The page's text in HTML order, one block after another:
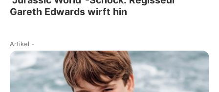
Gareth Edwards wirft hin
Artikel -